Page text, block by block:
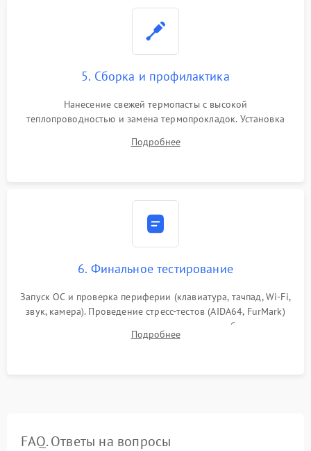
5. Сборка и профилактика
Нанесение свежей термопасты с высокой
теплопроводностью и замена термопрокладок. Установка
шлейфов, модулей памяти и накопителей. Предварительная
Подробнее
6. Финальное тестирование
Запуск ОС и проверка периферии (клавиатура, тачпад, Wi-Fi,
звук, камера). Проведение стресс-тестов (AIDA64, FurMark)
для контроля температурного режима и стабильности
системы под пиковой нагрузкой.
Подробнее
FAQ. Ответы на вопросы